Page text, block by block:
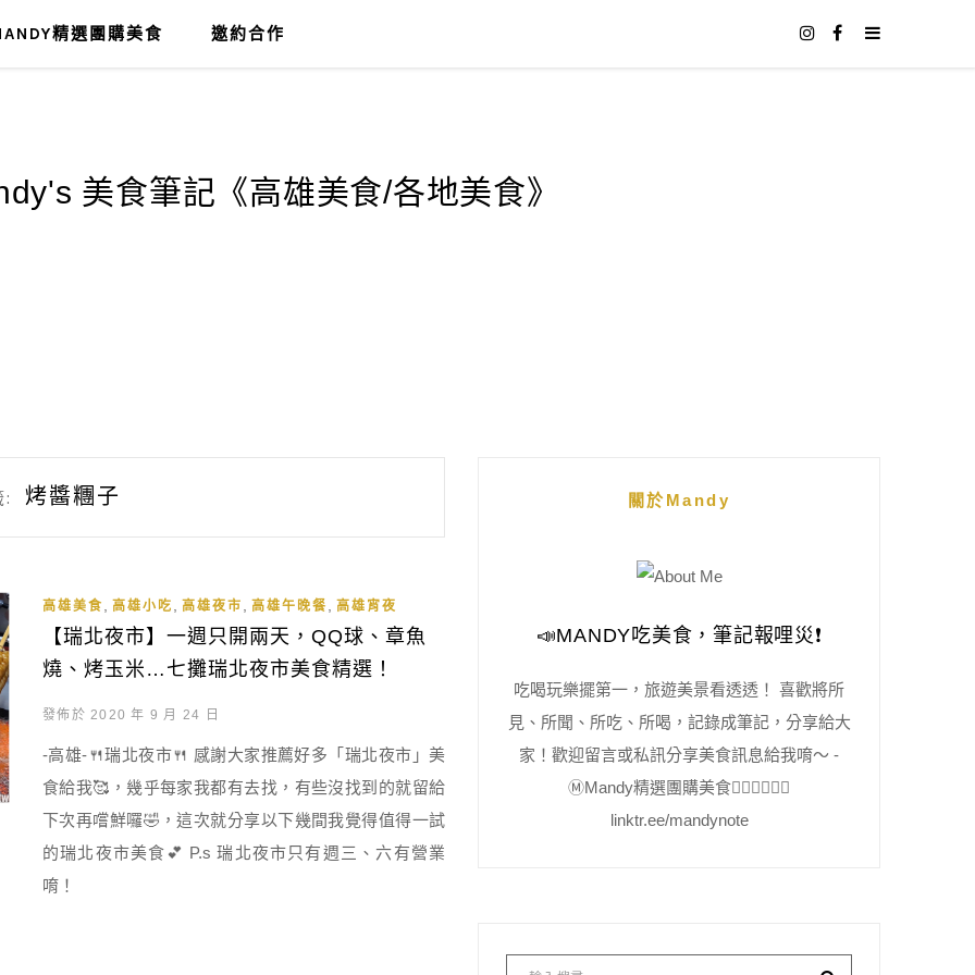
精選團購美食 邀約合作
: 烤醬糰子
高雄美食 高雄小吃 高雄夜市 高雄午晚餐 高雄宵夜
【瑞北夜市】一週只開兩天，QQ球、章魚
燒、烤玉米…七攤瑞北夜市美食精選！
發佈於 2020 年 9 月 24 日
-高雄-🍴瑞北夜市🍴 感謝大家推薦好多「瑞北夜市」美
食給我🥰，幾乎每家我都有去找，有些沒找到的就留給
下次再嚐鮮囉🤣，這次就分享以下幾間我覺得值得一試
的瑞北夜市美食💕 P.s 瑞北夜市只有週三、六有營業
唷！
關於Mandy
📣MANDY吃美食，筆記報哩災❗️
吃喝玩樂擺第一，旅遊美景看透透！ 喜歡將所
見、所聞、所吃、所喝，記錄成筆記，分享給大
家！歡迎留言或私訊分享美食訊息給我唷～ -
Ⓜ️Mandy精選團購美食👇🏻👇🏻👇🏻
linktr.ee/mandynote